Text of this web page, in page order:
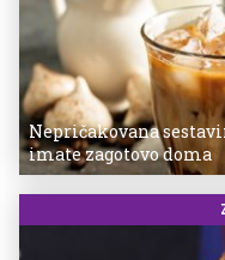
Nepričakovana
imate zagotovo doma